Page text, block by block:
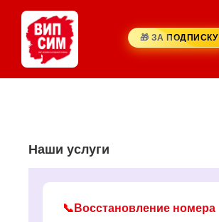
🎁 ЗА ПОДПИСКУ
Наши услуги
📞 Восстановление номера